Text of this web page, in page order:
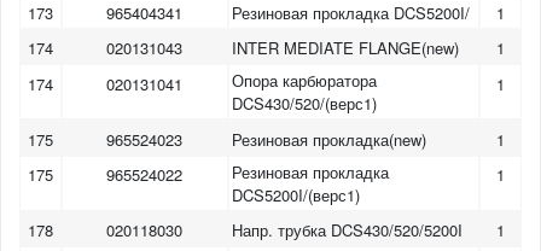
5
173
965404341 Резиновая прокладка DCS5200I/
1
174
020131043 INTER MEDIATE FLANGE(new)
1
174
020131041
Опора карбюратора
DCS430/520/(верс1)
1
175 965524023 Резиновая прокладка(new)
1
175
965524022
Резиновая прокладка
DCS5200I/(верс1)
1
178 020118030 Напр. трубка DCS430/520/5200I
1